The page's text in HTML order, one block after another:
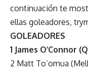
continuación te
ellas goleadores,
GOLEADORES
1 James O’Connor
2 Matt To’omua